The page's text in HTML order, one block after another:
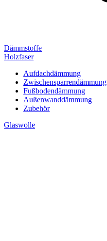
Dämmstoffe
Holzfaser
Aufdachdämmung
Zwischensparrendämmung
Fußbodendämmung
Außenwanddämmung
Zubehör
Glaswolle